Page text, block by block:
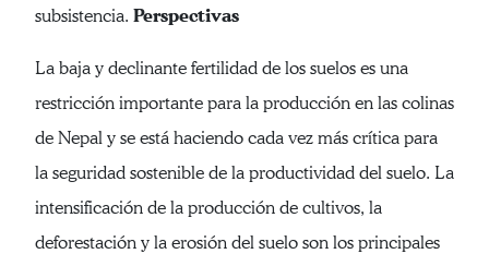
subsistencia. Perspectivas
La baja y declinante fertilidad de los suelos es una
restricción importante para la producción en las colinas
de Nepal y se está haciendo cada vez más crítica para
la seguridad sostenible de la productividad del suelo. La
intensificación de la producción de cultivos, la
deforestación y la erosión del suelo son los principales